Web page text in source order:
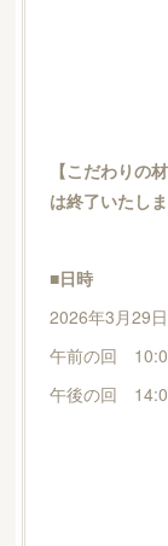
【こだわりの
は終了いたし
■日時
2026年3月29
午前の回
午後の回